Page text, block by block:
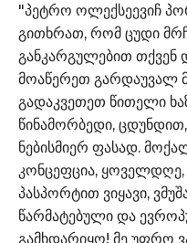
"პეტრო ოლექსეევიჩ
გითხრათ, რომ ცუდი
განკარგულებით თქვენ
მოაწერეთ გარდაუვალ
გადაკვეთეთ წითელი
წინამორბედი,
ნებისმიერ ფასად.
კონცეფცია, ყოველდღე,
პასპორტით ვიყავი,
წარმატებული და
გამხდარიყო! მე უფრო